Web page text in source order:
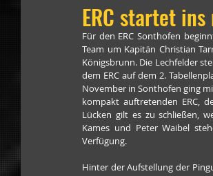
ERC startet
Für den ERC Sonthofen
Team um Kapitän Christian
Königsbrunn. Die Lechfelder
dem ERC auf dem 2.
November in Sonthofen ging
kompakt auftretenden ERC,
Lücken gilt es zu schließen,
Kames und Peter Waibel
Verfügung.
Hinter der Aufstellung der